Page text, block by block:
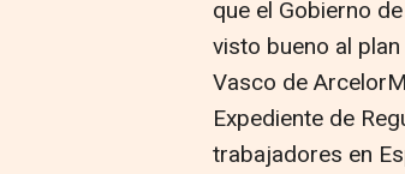
que el Gobierno
visto bueno al
Vasco de
Expediente de
trabajadores en